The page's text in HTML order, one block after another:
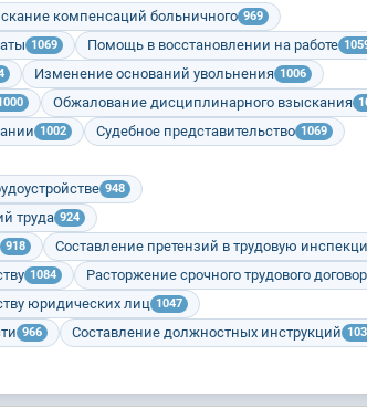
компенсаций больничного 969
1069 Помощь в восстановлении на работе
Изменение оснований увольнения 1006
Обжалование дисциплинарного взыскания
1002 Судебное представительство 1069
948
труда 924
918 Составление претензий в трудовую
1084 Расторжение срочного трудового
юридических лиц 1047
966 Составление должностных инструкций